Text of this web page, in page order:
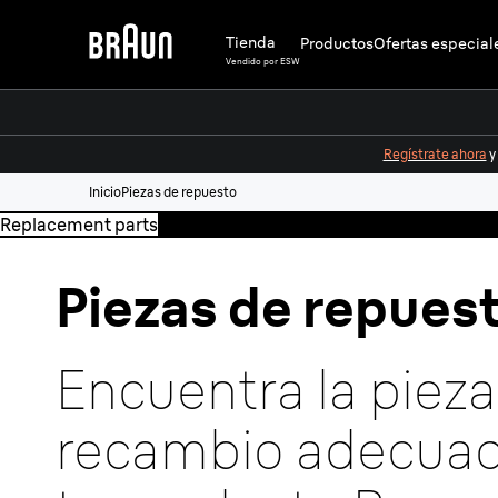
Tienda
Vendido por ESW
ProductosOfertas
Regístrate ahora
InicioPiezas de repuesto
Piezas de
Encuentra la
recambio
Replacement parts